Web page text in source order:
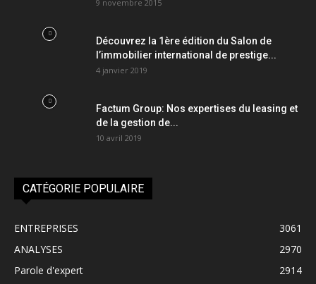
9 novembre 2015
Découvrez la 1ère édition du Salon de
l’immobilier international de prestige...
4 janvier 2019
Factum Group: Nos expertises du leasing et
de la gestion de...
10 avril 2019
CATÉGORIE POPULAIRE
ENTREPRISES
3061
ANALYSES
2970
Parole d'expert
2914